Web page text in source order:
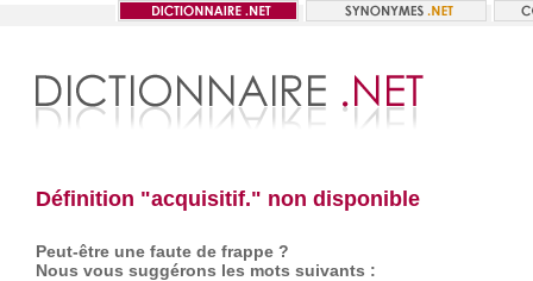
Définition "acquisitif." non disponible
Peut-être une faute de frappe ?
Nous vous suggérons les mots suivants :